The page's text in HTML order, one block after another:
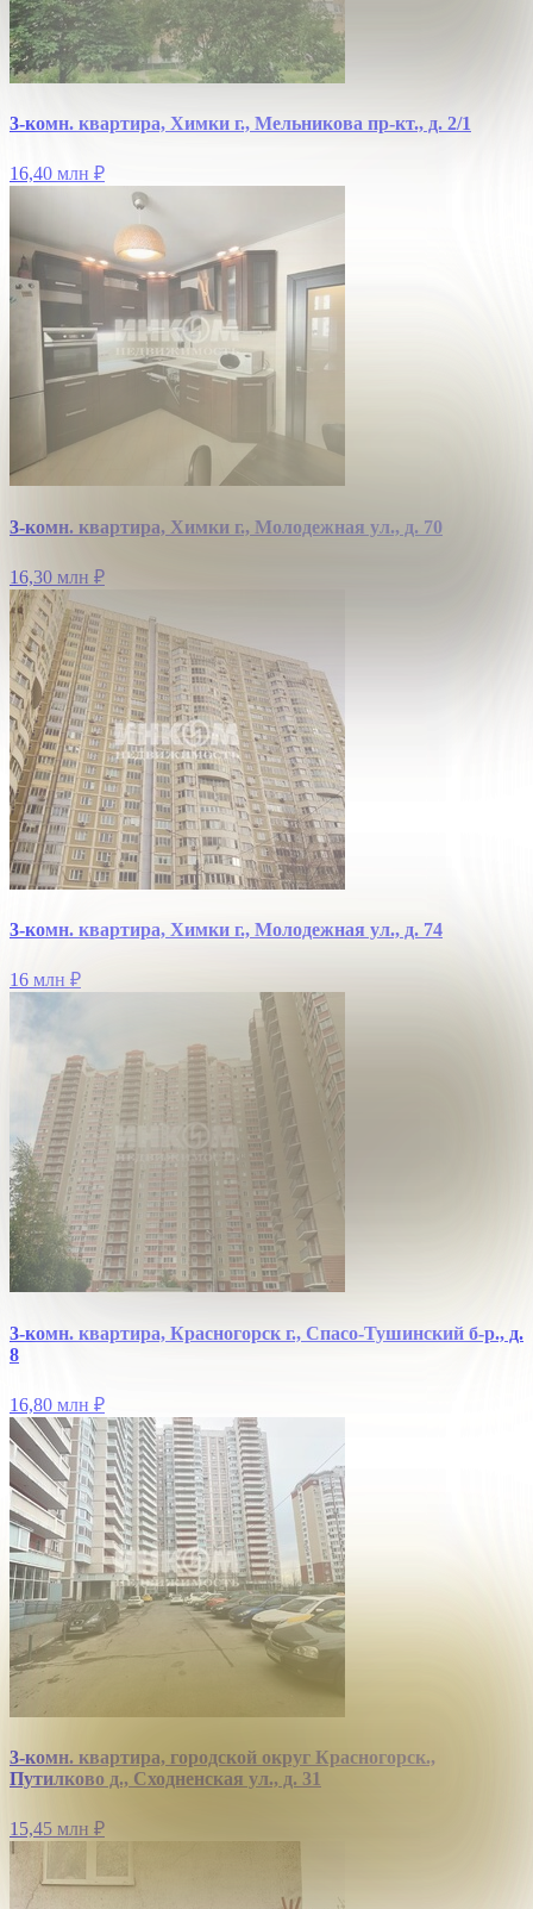
3-комн. квартира, Химки г., Мельникова пр-кт., д. 2/1
16,40 млн ₽
3-комн. квартира, Химки г., Молодежная ул., д. 70
16,30 млн ₽
3-комн. квартира, Химки г., Молодежная ул., д. 74
16 млн ₽
3-комн. квартира, Красногорск г., Спасо-Тушинский б-р., д.
8
16,80 млн ₽
3-комн. квартира, городской округ Красногорск.,
Путилково д., Сходненская ул., д. 31
15,45 млн ₽